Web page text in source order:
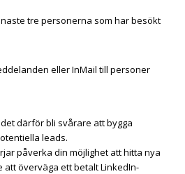
tre personerna som har besökt
eller InMail till personer
därför bli svårare att bygga
leads.
påverka din möjlighet att hitta nya
överväga ett betalt LinkedIn-